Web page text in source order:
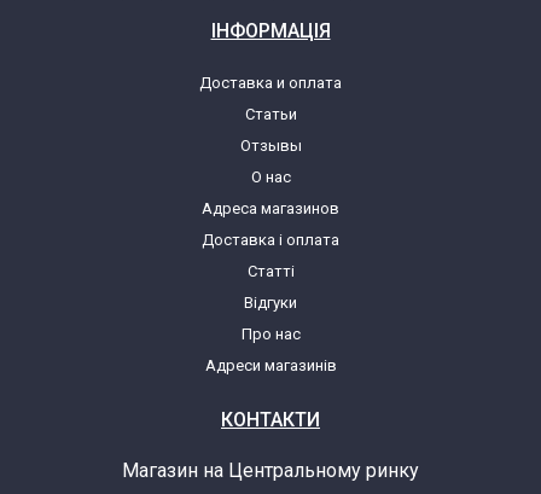
Zelmer ZMM0908SRU(01)(886.8MP)
Zelmer ZMM0908SRU(886.8MP)
Zelmer ZMM0908SRU/00
Zelmer ZMM0908SRU/01
Zelmer ZMM0908XRU(01)(886.8)
Zelmer ZMM0908XRU(886.8)
Zelmer ZMM0908XRU/00
ІНФОРМАЦІЯ
Доставка и оплата
Статьи
Отзывы
О нас
Адреса магазинов
Доставка і оплата
Статті
Відгуки
Про нас
Адреси магазинів
КОНТАКТИ
Магазин на Центральному ринку